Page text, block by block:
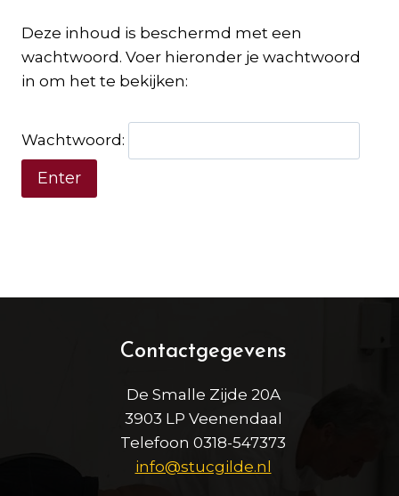
Deze inhoud is beschermd met een
wachtwoord. Voer hieronder je wachtwoord
in om het te bekijken:
Wachtwoord:
Contactgegevens
De Smalle Zijde 20A
3903 LP Veenendaal
Telefoon 0318-547373
info@stucgilde.nl